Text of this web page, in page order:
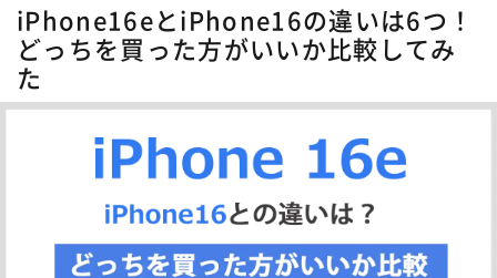
iPhone16eとiPhone16の違いは6つ！
どっちを買った方がいいか比較してみ
た